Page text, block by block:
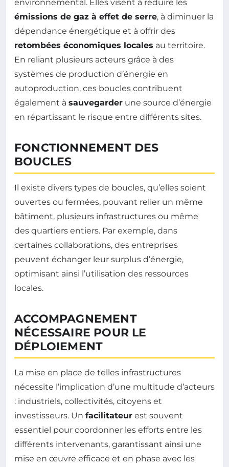
environnemental. Elles visent à réduire les
émissions de gaz à effet de serre, à diminuer la
dépendance énergétique et à offrir des
retombées économiques locales au territoire.
En reliant plusieurs acteurs grâce à des
systèmes de production d’énergie en
autoproduction, ces boucles contribuent
également à sauvegarder une source d’énergie
en répartissant le risque entre différents sites.
FONCTIONNEMENT DES
BOUCLES
Il existe divers types de boucles, qu’elles soient
ouvertes ou fermées, pouvant relier un même
bâtiment, plusieurs infrastructures ou même
des quartiers entiers. Par exemple, dans
certaines collaborations, des entreprises
peuvent échanger leur surplus d’énergie,
optimisant ainsi l’utilisation des ressources
locales.
ACCOMPAGNEMENT
NÉCESSAIRE POUR LE
DÉPLOIEMENT
La mise en place de telles infrastructures
nécessite l’implication d’une multitude d’acteurs
: industriels, collectivités, citoyens et
investisseurs. Un facilitateur est souvent
essentiel pour coordonner les efforts entre les
différents intervenants, garantissant ainsi une
mise en œuvre efficace et en phase avec les